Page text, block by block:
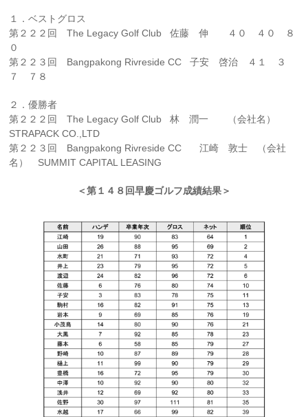
１．ベストグロス
第２２２回 The Legacy Golf Club 佐藤 伸 ４０ ４０ ８
０
第２２３回 Bangpakong Rivreside CC 子安 啓治 ４１ ３
７ ７８
２．優勝者
第２２２回 The Legacy Golf Club 林 潤一 （会社名）
STRAPACK CO.,LTD
第２２３回 Bangpakong Rivreside CC 江崎 敦士 （会社
名） SUMMIT CAPITAL LEASING
＜第１４８回早慶ゴルフ成績結果＞